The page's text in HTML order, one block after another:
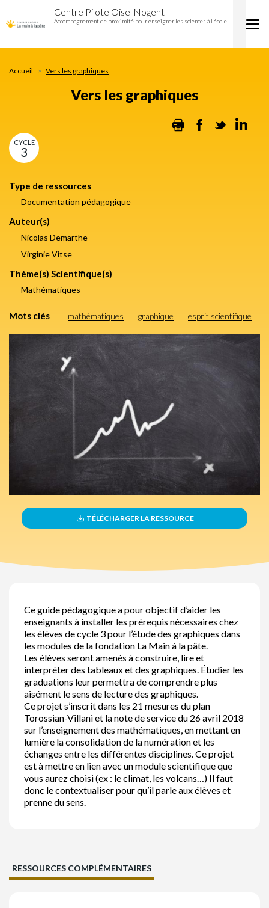
les
graphiques
au
contenu
Centre Pilote Oise-Nogent
Accompagnement de proximité pour enseigner les sciences à l’école
Accueil Vers les graphiques
Vers les graphiques
Print Facebook
Twitter
CYCLE
3
Type de ressources
Documentation pédagogique
Auteur(s)
Nicolas Demarthe
Virginie Vitse
Thème(s) Scientifique(s)
Mathématiques
Mots clés mathématiques graphique esprit scientifique
TÉLÉCHARGER LA RESSOURCE
Ce guide pédagogique a pour objectif d’aider les
enseignants à installer les prérequis nécessaires chez
les élèves de cycle 3 pour l’étude des graphiques dans
les modules de la fondation La Main à la pâte.
Les élèves seront amenés à construire, lire et
interpréter des tableaux et des graphiques. Étudier les
graduations leur permettra de comprendre plus
aisément le sens de lecture des graphiques.
Ce projet s’inscrit dans les 21 mesures du plan
Torossian-Villani et la note de service du 26 avril 2018
sur l’enseignement des mathématiques, en mettant en
lumière la consolidation de la numération et les
échanges entre les différentes disciplines. Ce projet
est à mettre en lien avec un module scientifique que
vous aurez choisi (ex : le climat, les volcans…) Il faut
donc le contextualiser pour qu’il parle aux élèves et
prenne du sens.
RESSOURCES COMPLÉMENTAIRES